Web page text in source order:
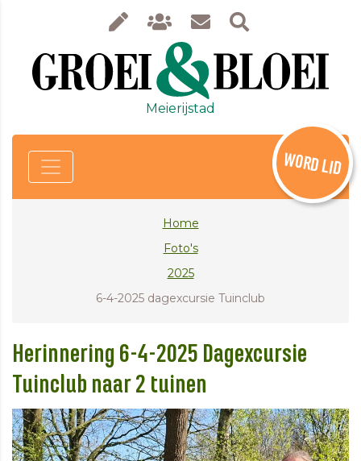
Meierijstad
WORD LID
Home
Foto's
2025
6-4-2025 dagexcursie Tuinclub
Herinnering 6-4-2025 Dagexcursie
Tuinclub naar 2 tuinen